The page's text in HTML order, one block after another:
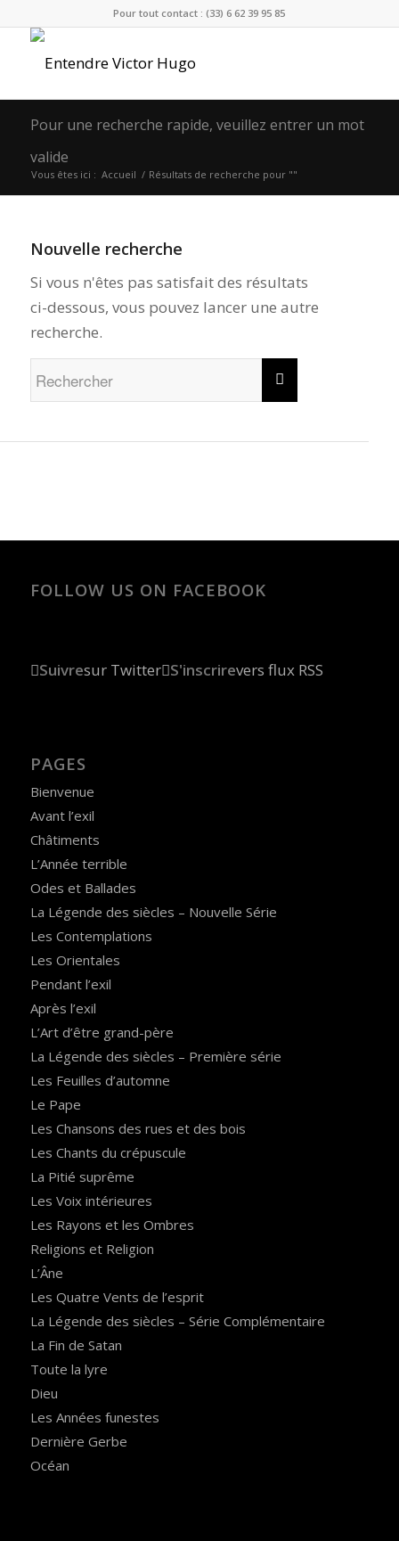
Pour tout contact : (33) 6 62 39 95 85
Pour une recherche rapide, veuillez entrer un mot
valide
Vous êtes ici : Accueil / Résultats de recherche pour ""
Nouvelle recherche
Si vous n'êtes pas satisfait des résultats
ci-dessous, vous pouvez lancer une autre
recherche.
FOLLOW US ON FACEBOOK
Suivresur Twitter S'inscrirevers flux RSS
PAGES
Bienvenue
Avant l’exil
Châtiments
L’Année terrible
Odes et Ballades
La Légende des siècles – Nouvelle Série
Les Contemplations
Les Orientales
Pendant l’exil
Après l’exil
L’Art d’être grand-père
La Légende des siècles – Première série
Les Feuilles d’automne
Le Pape
Les Chansons des rues et des bois
Les Chants du crépuscule
La Pitié suprême
Les Voix intérieures
Les Rayons et les Ombres
Religions et Religion
L’Âne
Les Quatre Vents de l’esprit
La Légende des siècles – Série Complémentaire
La Fin de Satan
Toute la lyre
Dieu
Les Années funestes
Dernière Gerbe
Océan